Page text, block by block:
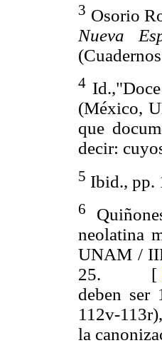
3 Osorio
Nueva
4
que
decir:
5 Ibid., pp.
6
neolatina
UNAM /
25. [
deben ser
112v-
la